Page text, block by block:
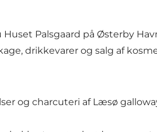
Palsgaard på Østerby
drikkevarer og salg af
og charcuteri af Læsø